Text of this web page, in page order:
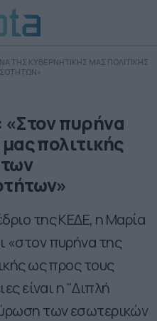
ΤΗΣ ΚΥΒΕΡΝΗΤΙΚΗΣ ΜΑΣ ΠΟΛΙΤΙΚΗΣ
πυρήνα
πολιτικής
της ΚΕΔΕ, η Μαρία
«στον πυρήνα της
ως προς τους
είναι η "Διπλή
των εσωτερικών